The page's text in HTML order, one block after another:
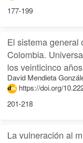
177-199
El sistema general
Colombia.
los veinticinco
David Mendieta
https://doi.org/
201-218
La vulneración al